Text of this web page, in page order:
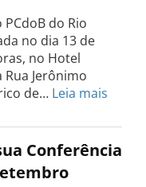
do Rio
no dia 13 de
no Hotel
Jerônimo
de… Leia mais
do
PCdoB
Rio
Conferência